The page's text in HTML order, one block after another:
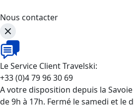
Nous contacter
Le Service Client Travelski:
+33 (0)4 79 96 30 69
A votre disposition depuis la
de 9h à 17h. Fermé le samedi et le